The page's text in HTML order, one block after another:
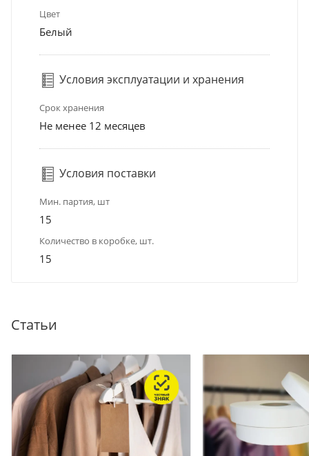
Цвет
Белый
Условия эксплуатации и хранения
Срок хранения
Не менее 12 месяцев
Условия поставки
Мин. партия, шт
15
Количество в коробке, шт.
15
Статьи